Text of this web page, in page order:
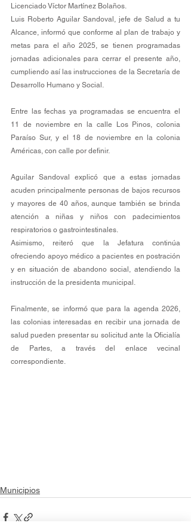
Licenciado Víctor Martínez Bolaños.
Luis Roberto Aguilar Sandoval, jefe de Salud a tu
Alcance, informó que conforme al plan de trabajo y
metas para el año 2025, se tienen programadas
jornadas adicionales para cerrar el presente año,
cumpliendo así las instrucciones de la Secretaría de
Desarrollo Humano y Social.
Entre las fechas ya programadas se encuentra el
11 de noviembre en la calle Los Pinos, colonia
Paraíso Sur, y el 18 de noviembre en la colonia
Américas, con calle por definir.
Aguilar Sandoval explicó que a estas jornadas
acuden principalmente personas de bajos recursos
y mayores de 40 años, aunque también se brinda
atención a niñas y niños con padecimientos
respiratorios o gastrointestinales.
Asimismo, reiteró que la Jefatura continúa
ofreciendo apoyo médico a pacientes en postración
y en situación de abandono social, atendiendo la
instrucción de la presidenta municipal.
Finalmente, se informó que para la agenda 2026,
las colonias interesadas en recibir una jornada de
salud pueden presentar su solicitud ante la Oficialía
de Partes, a través del enlace vecinal
correspondiente.
Municipios